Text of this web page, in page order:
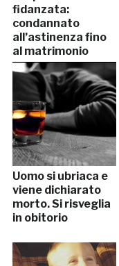
fidanzata:
condannato
all’astinenza fino
al matrimonio
Uomo si ubriaca e
viene dichiarato
morto. Si risveglia
in obitorio